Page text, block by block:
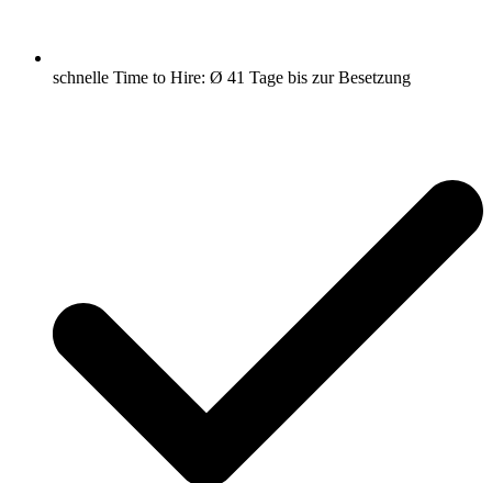
schnelle Time to Hire: Ø 41 Tage bis zur Besetzung